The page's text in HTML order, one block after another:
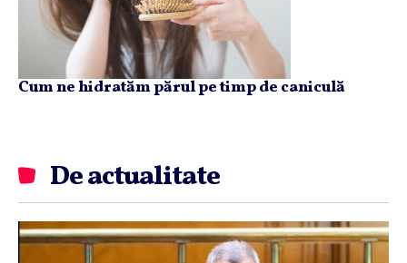
Cum ne hidratăm părul pe timp de caniculă
De actualitate